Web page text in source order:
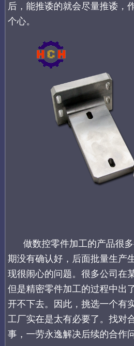
后，能推诿的就会尽量推诿，
个心。
做数控零件加工的产品很
期没有确认好，后面批量生产
现很闹心的问题。很多公司在
但是精密零件加工的过程中出
开不下去。
因此， 挑选一个有
工厂实在是太有必要了。找对
事，一劳永逸解决后续的合作问